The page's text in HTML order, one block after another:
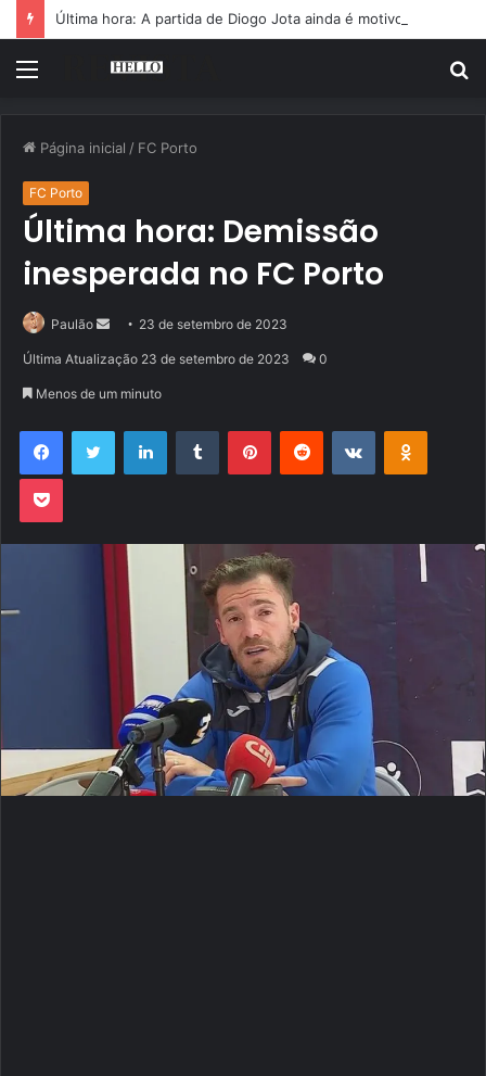
Menu
Página inicial / FC Porto
FC Porto
Última hora: Demissão
inesperada no FC Porto
Paulão
Mande
mail
23 de setembro de 2023
Última Atualização 23 de setembro de 2023 0
Menos de um minuto
FacebookTwitter LinkedinTumblr PinterestReddit VK OK
Pocket